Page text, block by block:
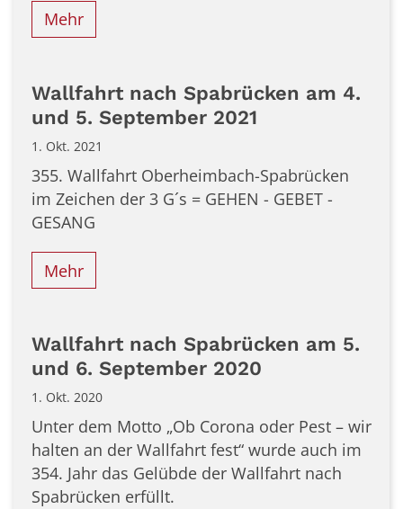
Mehr
Wallfahrt nach Spabrücken am 4.
und 5. September 2021
1. Okt. 2021
355. Wallfahrt Oberheimbach-Spabrücken
im Zeichen der 3 G´s = GEHEN - GEBET -
GESANG
Mehr
Wallfahrt nach Spabrücken am 5.
und 6. September 2020
1. Okt. 2020
Unter dem Motto „Ob Corona oder Pest – wir
halten an der Wallfahrt fest“ wurde auch im
354. Jahr das Gelübde der Wallfahrt nach
Spabrücken erfüllt.